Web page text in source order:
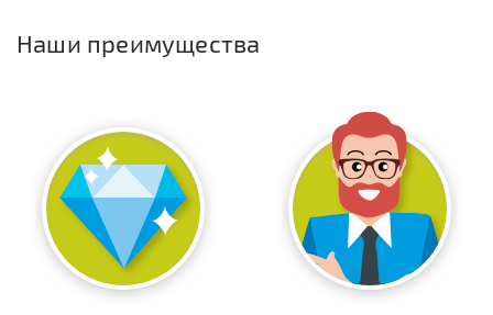
Наши преимущества